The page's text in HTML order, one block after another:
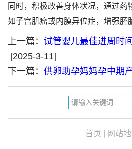
同时，积极改善身体状况，通过药
如子宫肌瘤或内膜异位症，增强胚
上一篇： 试管婴儿最佳进周时
[2025-3-11]
下一篇： 供卵助孕妈妈孕中期
首页 网站